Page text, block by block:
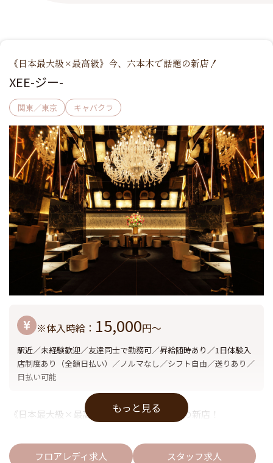
《日本最大級×最高級》今、六本木で話題の新店！
XEE-ジー-
関東／東京 キャバクラ
※体入時給： 15,000円〜
駅近／未経験歓迎／友達同士で勤務可／昇給随時あり／1日体験入
店制度あり（全額日払い）／ノルマなし／シフト自由／送りあり／
日払い可能
《日本最大級×最高級》今、六本木で話題の新店！
もっと見る
フロアレディ求人
スタッフ求人